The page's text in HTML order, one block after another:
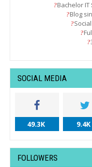
?Bachelor IT
?Blog
?
?
?
SOCIAL MEDIA
49.3K 9.4K
FOLLOWERS